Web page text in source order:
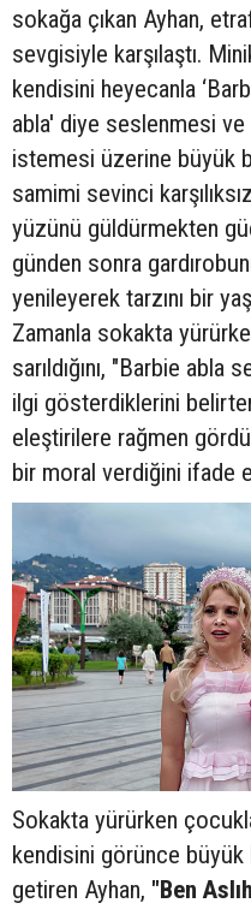
sokağa çıkan Ayhan,
sevgisiyle karşılaştı.
kendisini heyecanla
abla' diye seslenmesi
istemesi üzerine büyük
samimi sevinci
yüzünü güldürmekten
günden sonra
yenileyerek tarzını bir
Zamanla sokakta
sarıldığını, "Barbie
ilgi gösterdiklerini
eleştirilere rağmen
bir moral verdiğini ifade
Sokakta yürürken
kendisini görünce büyük
getiren Ayhan, "Ben